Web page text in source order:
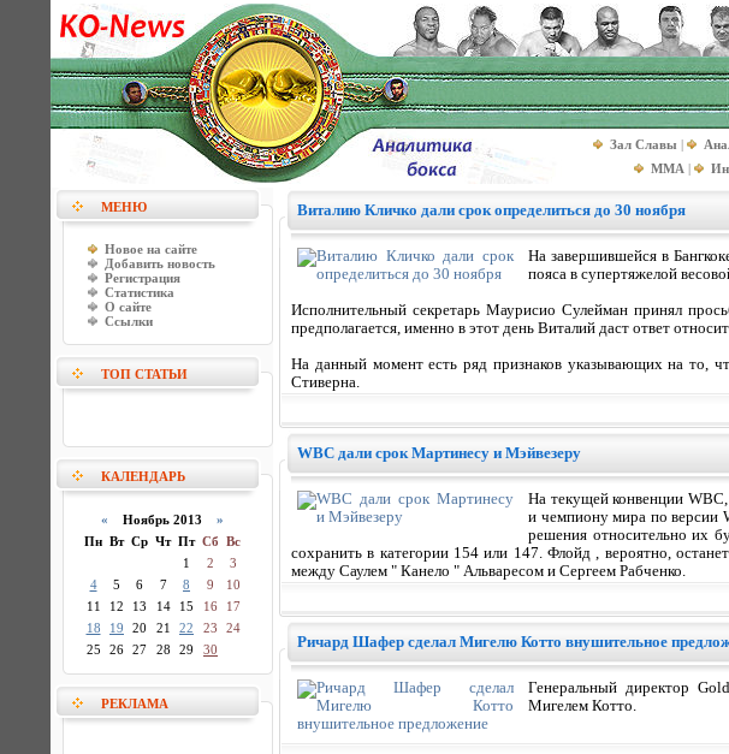
Зал Славы |
MMA |
МЕНЮ
Новое на сайте
Добавить новость
Регистрация
Статистика
О сайте
Ссылки
ТОП СТАТЬИ
КАЛЕНДАРЬ
« Ноябрь 2013 »
Пн Вт Ср Чт Пт Сб Вс
1
2
3
4
5 6 7 8 9
10
11
12 13 14 15 16
17
18
19 20 21 22 23
24
25
26 27 28 29 30
РЕКЛАМА
Виталию Кличко дали срок определиться до 30 ноября
На завершившейся в
пояса в супертяжелой
Исполнительный секретарь Маурисио Сулейман принял
предполагается, именно в этот день Виталий даст ответ
На данный момент есть ряд признаков указывающих на то,
Стиверна.
WBC дали срок Мартинесу и Мэйвезеру
На текущей конвенции
и чемпиону мира по версии
решения относительно их
сохранить в категории 154 или 147. Флойд , вероятно,
между Саулем " Канело " Альваресом и Сергеем Рабченко.
Ричард Шафер сделал Мигелю Котто внушительное
Генеральный директор
Мигелем Котто.